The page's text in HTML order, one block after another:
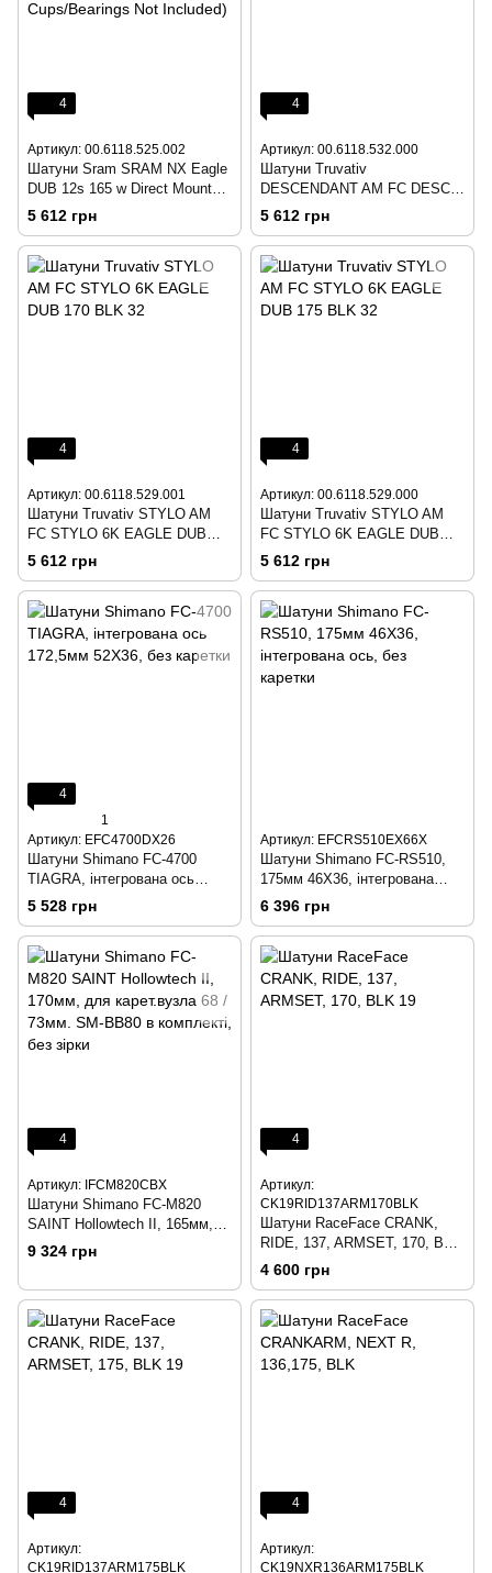
4
Артикул: 00.6118.525.002
Шатуни Sram SRAM NX Eagle
DUB 12s 165 w Direct Mount
32t X-SYNC 2 Steel Chainring
Black (DUB Cups/Bearings Not
Included)
5 612 грн
4
Артикул: 00.6118.532.000
Шатуни Truvativ
DESCENDANT AM FC DESC
6K EAGLE DUB 175 BLK 32
5 612 грн
4
Артикул: 00.6118.529.001
Шатуни Truvativ STYLO AM
FC STYLO 6K EAGLE DUB
170 BLK 32
5 612 грн
4
Артикул: 00.6118.529.000
Шатуни Truvativ STYLO AM
FC STYLO 6K EAGLE DUB
175 BLK 32
5 612 грн
4
1
Артикул: EFC4700DX26
Шатуни Shimano FC-4700
TIAGRA, інтегрована ось
172,5мм 52Х36, без каретки
5 528 грн
Артикул: EFCRS510EX66X
Шатуни Shimano FC-RS510,
175мм 46Х36, інтегрована
ось, без каретки
6 396 грн
4
Артикул: IFCM820CBX
Шатуни Shimano FC-M820
SAINT Hollowtech II, 165мм,
для карет.вузла 68 / 73мм.
SM-BB80 в комплекті, без
9 324 грн
4
Артикул:
CK19RID137ARM170BLK
Шатуни RaceFace CRANK,
RIDE, 137, ARMSET, 170, BLK
19
4 600 грн
4
Артикул:
CK19RID137ARM175BLK
4
Артикул:
CK19NXR136ARM175BLK